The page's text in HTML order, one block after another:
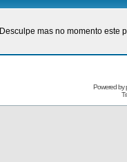
Desculpe mas no momento este
Powered by